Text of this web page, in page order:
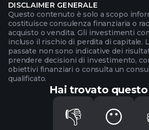
DISCLAIMER GENERALE
Questo contenuto è solo a scopo
costituisce consulenza finanziaria o
acquisto o vendita. Gli investimenti
incluso il rischio di perdita di capitale.
passate non sono indicative dei
prendere decisioni di investimento,
obiettivi finanziari o consulta un
qualificato.
Hai trovato
👎 😶